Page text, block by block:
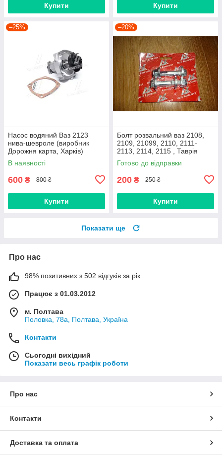
Купити Купити
–25%
Насос водяний Ваз 2123
нива-шевроле (виробник
Дорожня карта, Харків)
В наявності
600 ₴ 800 ₴
Купити
–20%
Болт розвальний ваз 2108,
2109, 21099, 2110, 2111-
2113, 2114, 2115 , Таврія
М12х60, стойки передньої
(Авто Комплект)
Готово до відправки
200 ₴ 250 ₴
Купити
Показати ще
Про нас
98% позитивних з 502 відгуків за рік
Працює з 01.03.2012
м. Полтава
Половка, 78а, Полтава, Україна
Контакти
Сьогодні вихідний
Показати весь графік роботи
Про нас
Контакти
Доставка та оплата